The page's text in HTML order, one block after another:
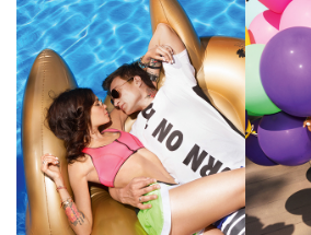
Культура и общество
Мода и стиль
Бизнес
Хобби и развлечения
Финансы